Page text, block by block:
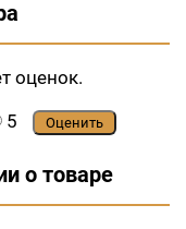
оценок.
5 Оценить
о товаре